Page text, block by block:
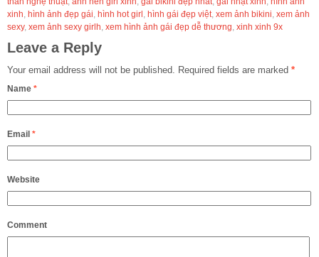
xinh, hình ảnh đẹp gái, hình hot girl, hình gái đẹp việt, xem ảnh bikini, xem ảnh
sexy, xem ảnh sexy girlh, xem hình ảnh gái đẹp dễ thương, xinh xinh 9x
Leave a Reply
Your email address will not be published. Required fields are marked *
Name *
Email *
Website
Comment